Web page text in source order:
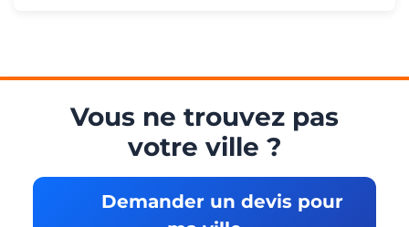
Vous ne trouvez pas
votre ville ?
Demander un devis pour